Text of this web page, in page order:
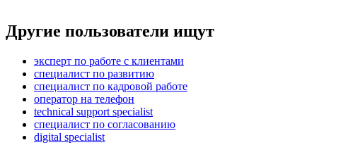
Другие пользователи ищут
эксперт по работе с клиентами
специалист по развитию
специалист по кадровой работе
опeрaтoр нa тeлeфoн
technical support specialist
специалист по согласованию
digital specialist